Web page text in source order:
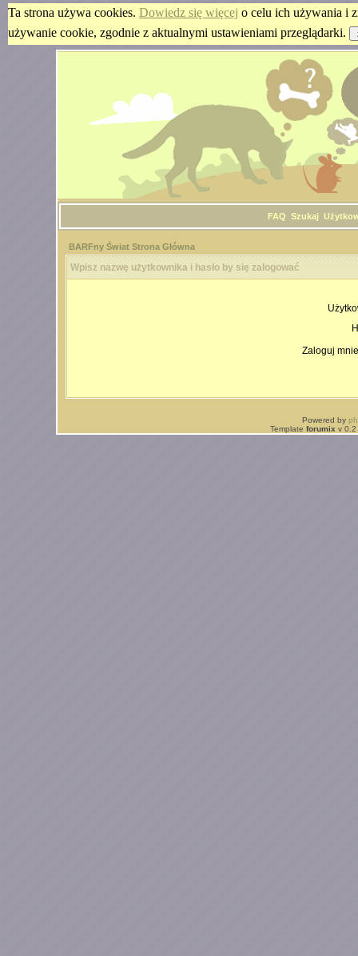
Ta strona używa cookies. Dowiedz się więcej o celu ich używania i
używanie cookie, zgodnie z aktualnymi ustawieniami przeglądarki.
FAQ Szukaj
BARFny Świat Strona Główna
Wpisz nazwę użytkownika i hasło by się zalogować
Zaloguj
Powered by
Template forumix v 0.2